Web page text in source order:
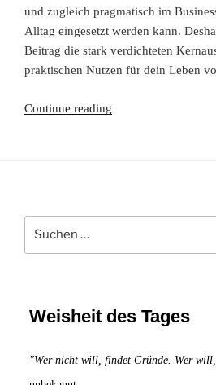
und zugleich pragmatisch im
Alltag eingesetzt werden kann.
Beitrag die stark verdichteten
praktischen Nutzen für dein Leben
Continue reading
Dynamics"
Überblick
nach:
Weisheit des Tages
"Wer nicht will, findet Gründe. Wer